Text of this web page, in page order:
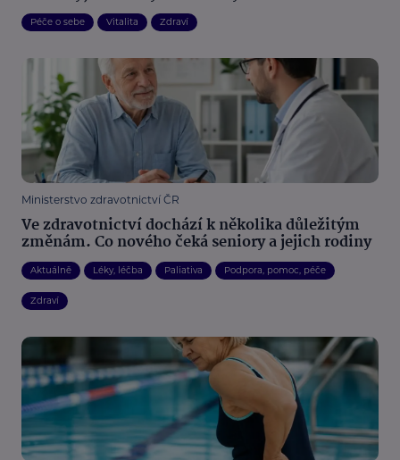
Péče o sebe Vitalita Zdraví
Ministerstvo zdravotnictví ČR
Ve zdravotnictví dochází k několika důležitým
změnám. Co nového čeká seniory a jejich rodiny
Aktuálně Léky, léčba Paliativa Podpora, pomoc, péče
Zdraví